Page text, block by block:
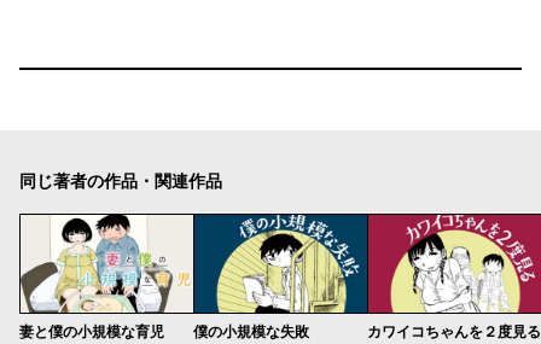
同じ著者の作品・関連作品
妻と僕の小規模な育児 僕の小規模な失敗 カワイコちゃんを２度見る